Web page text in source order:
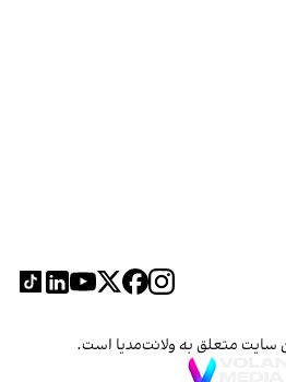
سایت متعلق به ولانت‌مدیا است.